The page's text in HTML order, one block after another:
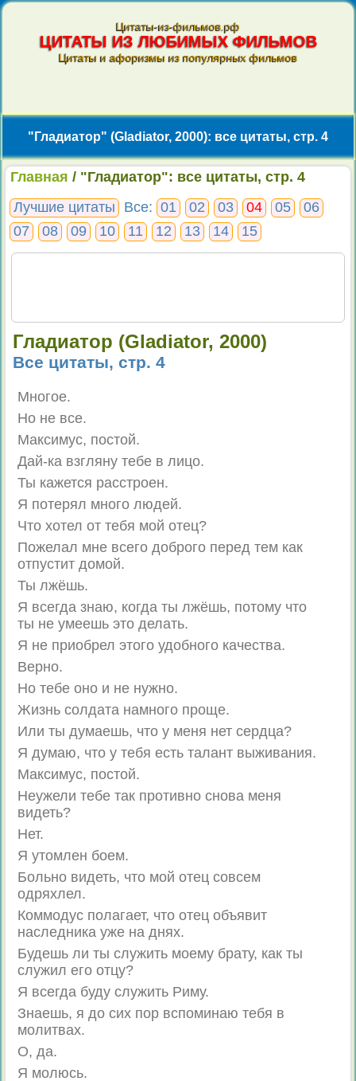
Цитаты-из-фильмов.рф
ЦИТАТЫ ИЗ ЛЮБИМЫХ ФИЛЬМОВ
Цитаты и афоризмы из популярных фильмов
"Гладиатор" (Gladiator, 2000): все цитаты, стр. 4
Главная / "Гладиатор": все цитаты, стр. 4
Лучшие цитаты
Все: 01 02 03 04 05
06
07
08 09 10 11 12 13 14 15
Гладиатор (Gladiator, 2000)
Все цитаты, стр. 4
Многое.
Но не все.
Максимус, постой.
Дай-ка взгляну тебе в лицо.
Ты кажется расстроен.
Я потерял много людей.
Что хотел от тебя мой отец?
Пожелал мне всего доброго перед тем как
отпустит домой.
Ты лжёшь.
Я всегда знаю, когда ты лжёшь, потому что
ты не умеешь это делать.
Я не приобрел этого удобного качества.
Верно.
Но тебе оно и не нужно.
Жизнь солдата намного проще.
Или ты думаешь, что у меня нет сердца?
Я думаю, что у тебя есть талант выживания.
Максимус, постой.
Неужели тебе так противно снова меня
видеть?
Нет.
Я утомлен боем.
Больно видеть, что мой отец совсем
одряхлел.
Коммодус полагает, что отец объявит
наследника уже на днях.
Будешь ли ты служить моему брату, как ты
служил его отцу?
Я всегда буду служить Риму.
Знаешь, я до сих пор вспоминаю тебя в
молитвах.
О, да.
Я молюсь.